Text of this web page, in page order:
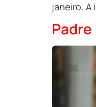
janeiro. A